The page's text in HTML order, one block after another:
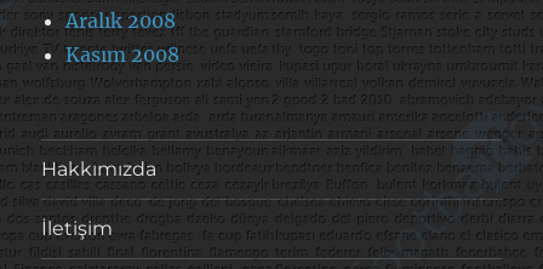
Aralık 2008
Kasım 2008
Hakkımızda
İletişim